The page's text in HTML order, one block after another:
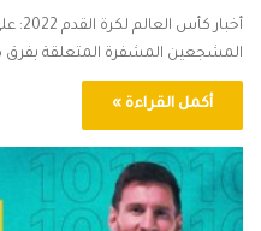
المشجعين المشفرة المتعلقة بفرق
أكمل القراءة »